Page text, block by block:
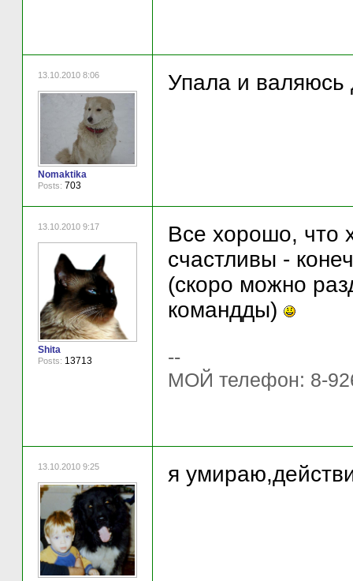
13.10.2010 8:06
Nomaktika
Posts: 703
Упала и валяюсь
13.10.2010 9:17
Shita
Posts: 13713
Все хорошо, что
счастливы -
(скоро можно
командды)
--
МОЙ телефон: 8-
13.10.2010 9:25 я